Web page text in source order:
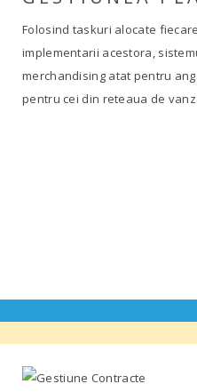
Folosind taskuri alocate
implementarii acestora,
merchandising atat pentru
pentru cei din reteaua de